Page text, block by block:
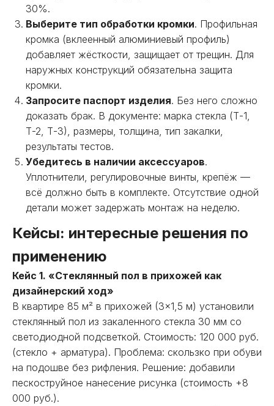
30%.
Выберите тип обработки кромки. Профильная
кромка (вклеенный алюминиевый профиль)
добавляет жёсткости, защищает от трещин. Для
наружных конструкций обязательна защита
кромки.
Запросите паспорт изделия. Без него сложно
доказать брак. В документе: марка стекла (Т-1,
Т-2, Т-3), размеры, толщина, тип закалки,
результаты тестов.
Убедитесь в наличии аксессуаров.
Уплотнители, регулировочные винты, крепёж —
всё должно быть в комплекте. Отсутствие одной
детали может задержать монтаж на неделю.
Кейсы: интересные решения по
применению
Кейс 1. «Стеклянный пол в прихожей как
дизайнерский ход»
В квартире 85 м² в прихожей (3×1,5 м) установили
стеклянный пол из закаленного стекла 30 мм со
светодиодной подсветкой. Стоимость: 120 000 руб.
(стекло + арматура). Проблема: скользко при обуви
на подошве без рифления. Решение: добавили
пескоструйное нанесение рисунка (стоимость +8
000 руб.).